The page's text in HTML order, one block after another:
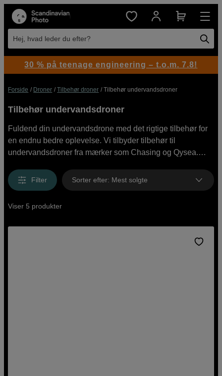
Hej, hvad leder du efter?
Forside Droner Tilbehør droner Tilbehør undervandsdroner
Tilbehør undervandsdroner
Fuldend din undervandsdrone med det rigtige tilbehør for
en endnu bedre oplevelse. Vi tilbyder tilbehør til
undervandsdroner fra mærker som Chasing og Qysea.
både funktion og rækkevidde. Med det rigtige tilbehør kan
du tilpasse din undervandsdrone til dykning, inspektioner
undervandsdroner online hos os eller besøg vores butik.
Filter Sorter efter: Mest solgte
Viser 5 produkter
30 % på teenage engineering – t.o.m. 7.8!